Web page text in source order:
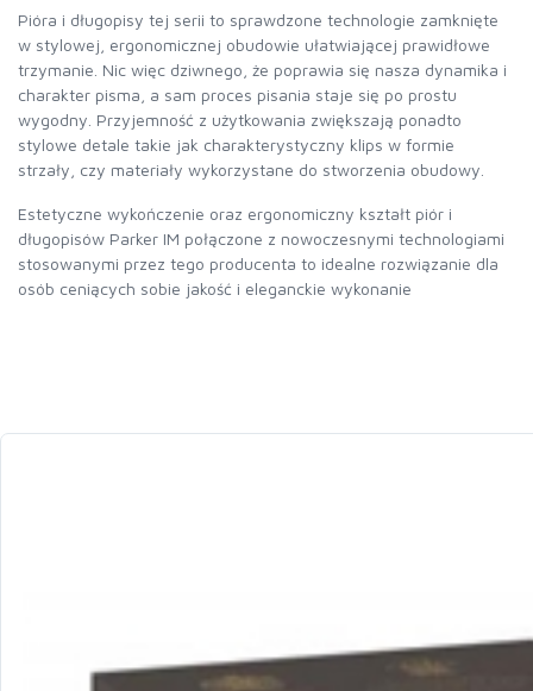
Pióra i długopisy tej serii to sprawdzone technologie zamknięte
w stylowej, ergonomicznej obudowie ułatwiającej prawidłowe
trzymanie. Nic więc dziwnego, że poprawia się nasza dynamika i
charakter pisma, a sam proces pisania staje się po prostu
wygodny. Przyjemność z użytkowania zwiększają ponadto
stylowe detale takie jak charakterystyczny klips w formie
strzały, czy materiały wykorzystane do stworzenia obudowy.
Estetyczne wykończenie oraz ergonomiczny kształt piór i
długopisów Parker IM połączone z nowoczesnymi technologiami
stosowanymi przez tego producenta to idealne rozwiązanie dla
osób ceniących sobie jakość i eleganckie wykonanie